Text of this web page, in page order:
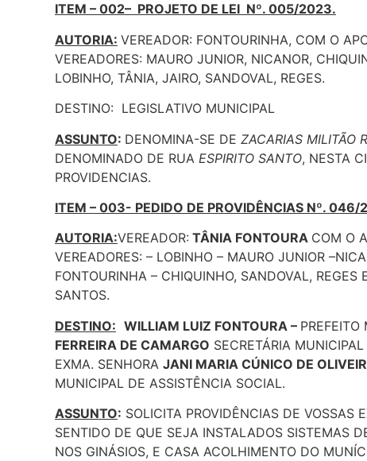
ITEM – 002– PROJETO DE LEI Nº. 005/2023.
AUTORIA: VEREADOR: FONTOURINHA, COM O
VEREADORES: MAURO JUNIOR, NICANOR,
LOBINHO, TÂNIA, JAIRO, SANDOVAL, REGES.
DESTINO: LEGISLATIVO MUNICIPAL
ASSUNTO: DENOMINA-SE DE ZACARIAS MILITÃO
DENOMINADO DE RUA ESPIRITO SANTO, NESTA
PROVIDENCIAS.
ITEM – 003- PEDIDO DE PROVIDÊNCIAS Nº. 046/
AUTORIA:VEREADOR: TÂNIA FONTOURA COM O
VEREADORES: – LOBINHO – MAURO JUNIOR
FONTOURINHA – CHIQUINHO, SANDOVAL, REGES
SANTOS.
DESTINO: WILLIAM LUIZ FONTOURA – PREFEITO
FERREIRA DE CAMARGO SECRETÁRIA
EXMA. SENHORA JANI MARIA CÚNICO DE
MUNICIPAL DE ASSISTÊNCIA SOCIAL.
ASSUNTO: SOLICITA PROVIDÊNCIAS DE VOSSAS
SENTIDO DE QUE SEJA INSTALADOS SISTEMAS
NOS GINÁSIOS, E CASA ACOLHIMENTO DO